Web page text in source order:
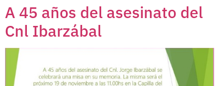
A 45 años del asesinato del
Cnl Ibarzábal